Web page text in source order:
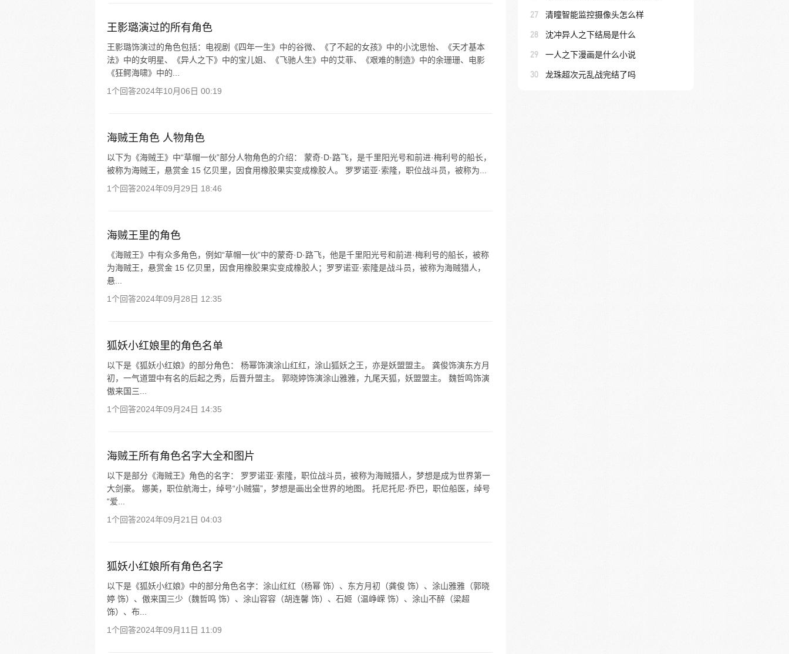
王影璐演过的所有角色
王影璐饰演过的角色包括：电视剧《四年一生》中的谷微、《了不起的女孩》中的小沈思怡、《天才基本
法》中的女明星、《异人之下》中的宝儿姐、《飞驰人生》中的艾菲、《艰难的制造》中的余珊珊、电影
《狂鳄海啸》中的...
1个回答2024年10月06日 00:19
海贼王角色 人物角色
以下为《海贼王》中“草帽一伙”部分人物角色的介绍： 蒙奇·D·路飞，是千里阳光号和前进·梅利号的船长，
被称为海贼王，悬赏金 15 亿贝里，因食用橡胶果实变成橡胶人。 罗罗诺亚·索隆，职位战斗员，被称为...
1个回答2024年09月29日 18:46
海贼王里的角色
《海贼王》中有众多角色，例如“草帽一伙”中的蒙奇·D·路飞，他是千里阳光号和前进·梅利号的船长，被称
为海贼王，悬赏金 15 亿贝里，因食用橡胶果实变成橡胶人；罗罗诺亚·索隆是战斗员，被称为海贼猎人，
悬...
1个回答2024年09月28日 12:35
狐妖小红娘里的角色名单
以下是《狐妖小红娘》的部分角色： 杨幂饰演涂山红红，涂山狐妖之王，亦是妖盟盟主。 龚俊饰演东方月
初，一气道盟中有名的后起之秀，后晋升盟主。 郭晓婷饰演涂山雅雅，九尾天狐，妖盟盟主。 魏哲鸣饰演
傲来国三...
1个回答2024年09月24日 14:35
海贼王所有角色名字大全和图片
以下是部分《海贼王》角色的名字： 罗罗诺亚·索隆，职位战斗员，被称为海贼猎人，梦想是成为世界第一
大剑豪。 娜美，职位航海士，绰号“小贼猫”，梦想是画出全世界的地图。 托尼托尼·乔巴，职位船医，绰号
“爱...
1个回答2024年09月21日 04:03
狐妖小红娘所有角色名字
以下是《狐妖小红娘》中的部分角色名字：涂山红红（杨幂 饰）、东方月初（龚俊 饰）、涂山雅雅（郭晓
婷 饰）、傲来国三少（魏哲鸣 饰）、涂山容容（胡连馨 饰）、石姬（温峥嵘 饰）、涂山不醉（梁超
饰）、布...
1个回答2024年09月11日 11:09
27 清瞳智能监控摄像头怎么样
28 沈冲异人之下结局是什么
29 一人之下漫画是什么小说
30 龙珠超次元乱战完结了吗